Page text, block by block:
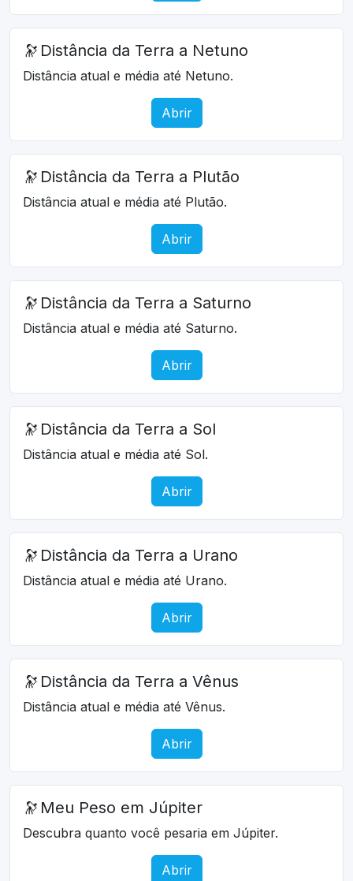
🔭 Distância da Terra a Netuno
Distância atual e média até Netuno.
Abrir
🔭 Distância da Terra a Plutão
Distância atual e média até Plutão.
Abrir
🔭 Distância da Terra a Saturno
Distância atual e média até Saturno.
Abrir
🔭 Distância da Terra a Sol
Distância atual e média até Sol.
Abrir
🔭 Distância da Terra a Urano
Distância atual e média até Urano.
Abrir
🔭 Distância da Terra a Vênus
Distância atual e média até Vênus.
Abrir
🔭 Meu Peso em Júpiter
Descubra quanto você pesaria em Júpiter.
Abrir